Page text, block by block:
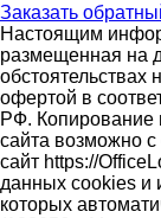
Заказать
Настоящим
размещенная на
обстоятельствах
офертой в
РФ. Копирование
сайта возможно
сайт https://
данных cookies и
которых